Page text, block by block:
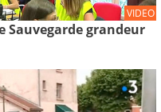
VIDEO
Sauvegarde grandeur